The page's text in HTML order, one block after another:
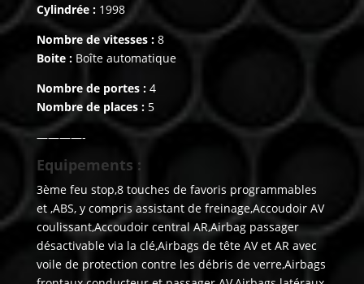
Cylindrée :1998
Nombre de vitesses :8
Boite :Boîte automatique
Nombre de portes : 4
Nombre de places :5
————-
Equipements :
3ème feu stop,8 touches de favoris programmables
et ,ABS, y compris assistant de freinage,Accoudoir AV
coulissant,Accoudoir central AR,Airbag passager
désactivable via la clé,Airbags de tête AV et AR avec
voile de protection contre les débris de verre,Airbags